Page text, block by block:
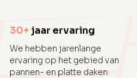
30+ jaar ervaring
We hebben jarenlange
ervaring op het gebied van
pannen- en platte daken